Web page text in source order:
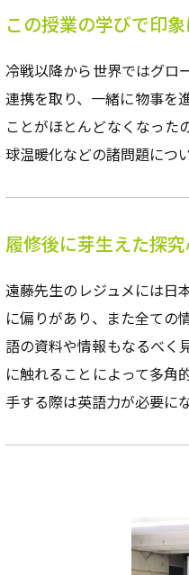
この授業の学びで印
冷戦以降から世界ではグロ
連携を取り、一緒に物事を
ことがほとんどなくなった
球温暖化などの諸問題につ
履修後に芽生えた探
遠藤先生のレジュメには日
に偏りがあり、また全ての
語の資料や情報もなるべく
に触れることによって多角
手する際は英語力が必要に